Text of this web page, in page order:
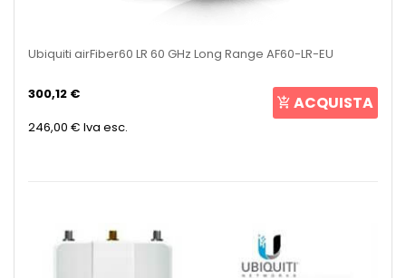
Ubiquiti airFiber60 LR 60 GHz Long Range AF60-LR-EU
300,12 €
246,00 € Iva esc.
ACQUISTA